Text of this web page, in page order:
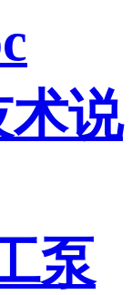
术说
泵